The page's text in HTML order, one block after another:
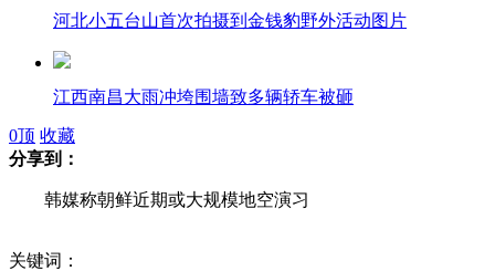
河北小五台山首次拍摄到金钱豹野外活动图片
江西南昌大雨冲垮围墙致多辆轿车被砸
女子超市捡剩菜被工作人员割手筋
在读硕士支摊烤鱿鱼 称毕业后或继续
0顶 收藏
分享到：
韩媒称朝鲜近期或大规模地空演习
关键词：